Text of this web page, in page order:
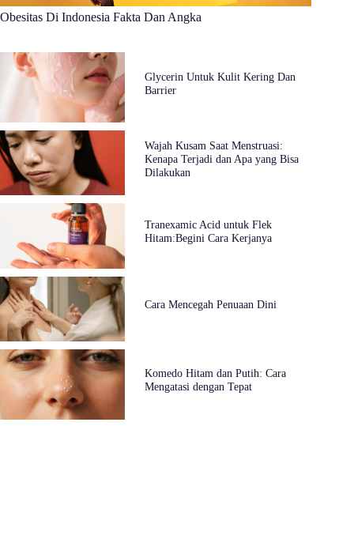
Obesitas Di Indonesia Fakta Dan Angka
Glycerin Untuk Kulit Kering Dan
Barrier
Wajah Kusam Saat Menstruasi:
Kenapa Terjadi dan Apa yang Bisa
Dilakukan
Tranexamic Acid untuk Flek
Hitam:Begini Cara Kerjanya
Cara Mencegah Penuaan Dini
Komedo Hitam dan Putih: Cara
Mengatasi dengan Tepat